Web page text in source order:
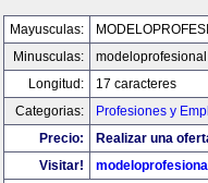
Mayusculas:
Minusculas:
Longitud:
17 caracteres
Categorias:
Profesiones y
Precio:
Realizar una
Visitar!